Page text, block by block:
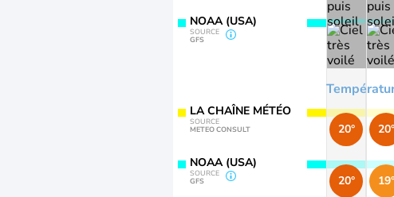
NOAA (USA)
SOURCE
GFS
LA CHAÎNE MÉTÉO
SOURCE
METEO CONSULT
NOAA (USA)
SOURCE
GFS
20°
20°
20°
19°